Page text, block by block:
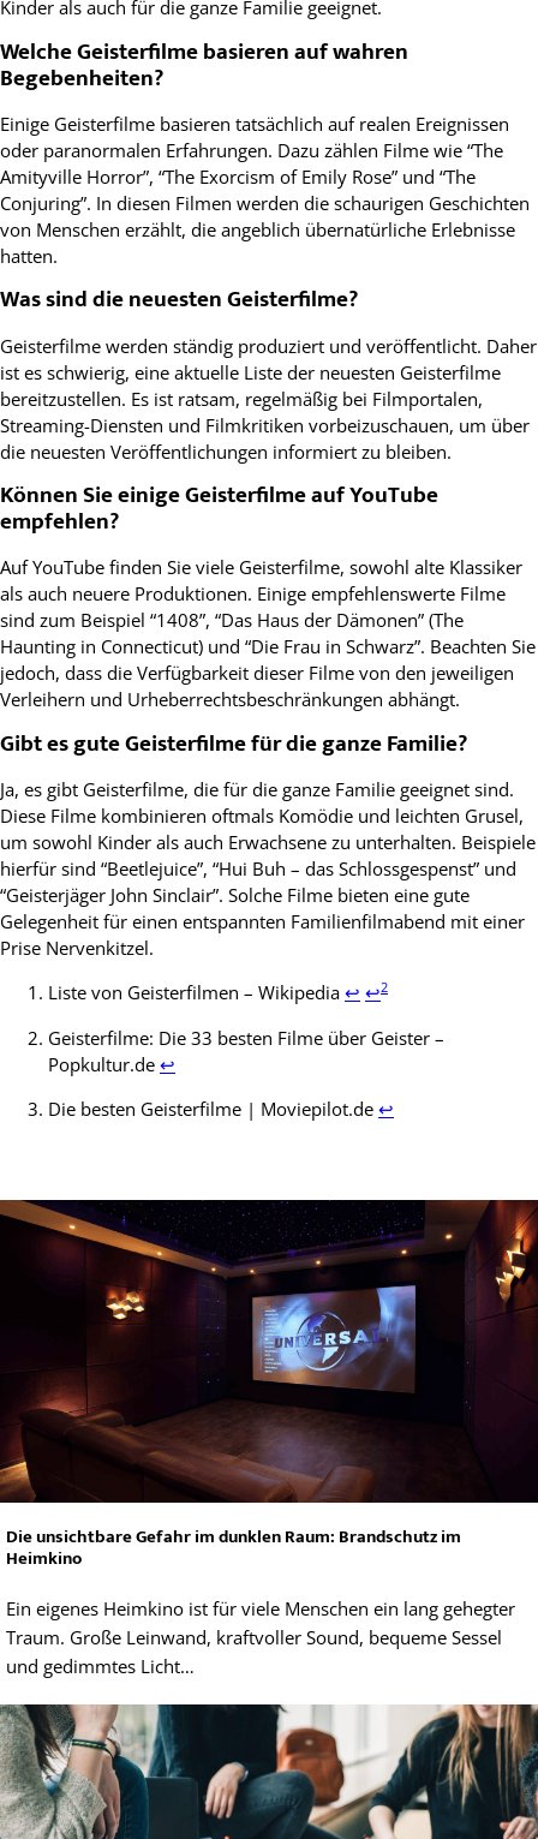
Kinder als auch für die ganze Familie geeignet.
Welche Geisterfilme basieren auf wahren
Begebenheiten?
Einige Geisterfilme basieren tatsächlich auf realen Ereignissen
oder paranormalen Erfahrungen. Dazu zählen Filme wie “The
Amityville Horror”, “The Exorcism of Emily Rose” und “The
Conjuring”. In diesen Filmen werden die schaurigen Geschichten
von Menschen erzählt, die angeblich übernatürliche Erlebnisse
hatten.
Was sind die neuesten Geisterfilme?
Geisterfilme werden ständig produziert und veröffentlicht. Daher
ist es schwierig, eine aktuelle Liste der neuesten Geisterfilme
bereitzustellen. Es ist ratsam, regelmäßig bei Filmportalen,
Streaming-Diensten und Filmkritiken vorbeizuschauen, um über
die neuesten Veröffentlichungen informiert zu bleiben.
Können Sie einige Geisterfilme auf YouTube
empfehlen?
Auf YouTube finden Sie viele Geisterfilme, sowohl alte Klassiker
als auch neuere Produktionen. Einige empfehlenswerte Filme
sind zum Beispiel “1408”, “Das Haus der Dämonen” (The
Haunting in Connecticut) und “Die Frau in Schwarz”. Beachten Sie
jedoch, dass die Verfügbarkeit dieser Filme von den jeweiligen
Verleihern und Urheberrechtsbeschränkungen abhängt.
Gibt es gute Geisterfilme für die ganze Familie?
Ja, es gibt Geisterfilme, die für die ganze Familie geeignet sind.
Diese Filme kombinieren oftmals Komödie und leichten Grusel,
um sowohl Kinder als auch Erwachsene zu unterhalten. Beispiele
hierfür sind “Beetlejuice”, “Hui Buh – das Schlossgespenst” und
“Geisterjäger John Sinclair”. Solche Filme bieten eine gute
Gelegenheit für einen entspannten Familienfilmabend mit einer
Prise Nervenkitzel.
Footnotes
Liste von Geisterfilmen – Wikipedia ↩ ↩2
Geisterfilme: Die 33 besten Filme über Geister –
Popkultur.de ↩
Die besten Geisterfilme | Moviepilot.de ↩
Die unsichtbare Gefahr im dunklen Raum: Brandschutz im
Heimkino
Ein eigenes Heimkino ist für viele Menschen ein lang gehegter
Traum. Große Leinwand, kraftvoller Sound, bequeme Sessel
und gedimmtes Licht…